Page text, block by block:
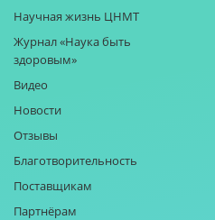
Научная жизнь ЦНМТ
Журнал «Наука быть
здоровым»
Видео
Новости
Отзывы
Благотворительность
Поставщикам
Партнёрам